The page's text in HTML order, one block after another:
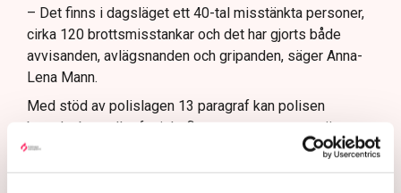
– Det finns i dagsläget ett 40-tal misstänkta personer,
cirka 120 brottsmisstankar och det har gjorts både
avvisanden, avlägsnanden och gripanden, säger Anna-
Lena Mann.
Med stöd av polislagen 13 paragraf kan polisen
beordra bort eller fysiskt flytta personer som stör
allmän ordning, och i vissa fall transportera aktivister
flera mil bort från platsen.